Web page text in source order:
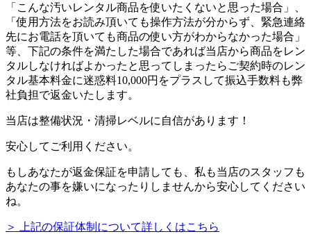
「こんな汚いレンタル商品を使いたくないと思った場合」、
「使用方法をお読み頂いても操作方法が分からず、緊急連絡
先にお電話を頂いても商品の使い方がわからなかった場合」
等、下記の条件を満たした場合であれば当店から商品をレン
タルしなければよかったと思ってしまったらご契約時のレン
タル基本料金に迷惑料10,000円をプラスして振込手数料も弊
社負担で返金いたします。
当店は整備状況・清掃レベルに自信があります！
安心してご利用ください。
もしあなたが返金保証を申請しても、私も当店のスタッフも
あなたの事を嫌いになったりしませんから安心してください
ね。
＞ 上記の保証体制について詳しくはこちら